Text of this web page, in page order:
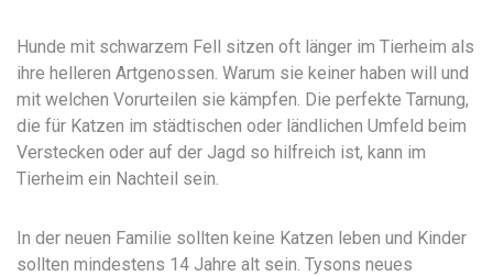
Hunde mit schwarzem Fell sitzen oft länger im Tierheim als
ihre helleren Artgenossen. Warum sie keiner haben will und
mit welchen Vorurteilen sie kämpfen. Die perfekte Tarnung,
die für Katzen im städtischen oder ländlichen Umfeld beim
Verstecken oder auf der Jagd so hilfreich ist, kann im
Tierheim ein Nachteil sein.
In der neuen Familie sollten keine Katzen leben und Kinder
sollten mindestens 14 Jahre alt sein. Tysons neues